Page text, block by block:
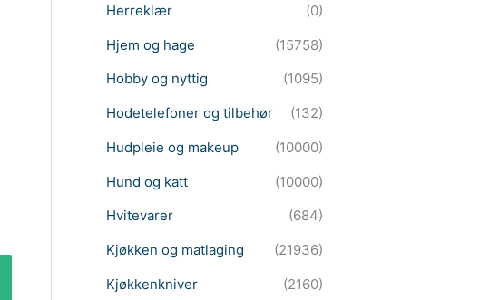
Herreklær
(0)
Hjem og hage
(15758)
Hobby og nyttig
(1095)
Hodetelefoner og tilbehør
(132)
Hudpleie og makeup
(10000)
Hund og katt
(10000)
Hvitevarer
(684)
Kjøkken og matlaging
(21936)
Kjøkkenkniver
(2160)